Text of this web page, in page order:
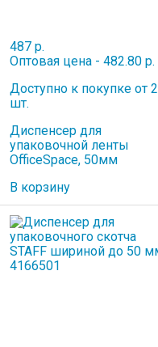
487 р.
Оптовая цена - 482.80 р.
Доступно к покупке от 2
шт.
Диспенсер для
упаковочной ленты
OfficeSpace, 50мм
В корзину